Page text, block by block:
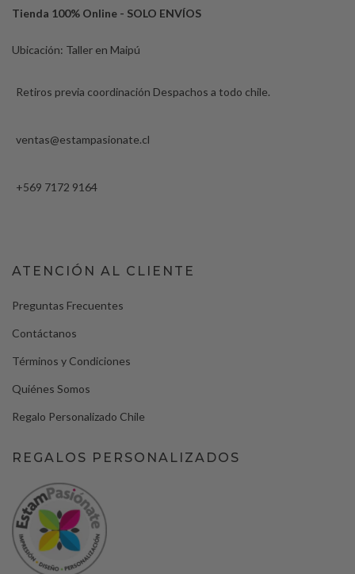
Tienda 100% Online - SOLO ENVÍOS
Ubicación: Taller en Maipú
Retiros previa coordinación Despachos a todo chile.
ventas@estampasionate.cl
+569 7172 9164
ATENCIÓN AL CLIENTE
Preguntas Frecuentes
Contáctanos
Términos y Condiciones
Quiénes Somos
Regalo Personalizado Chile
REGALOS PERSONALIZADOS